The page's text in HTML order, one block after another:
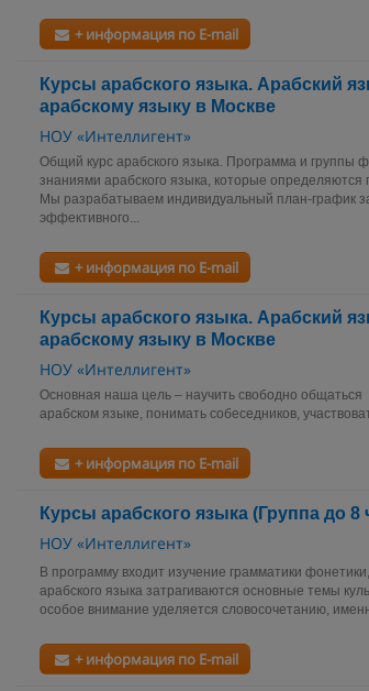
+ информация по E-mail
Курсы арабского языка. Арабский
арабскому языку в Москве
НОУ «Интеллигент»
Общий курс арабского языка. Программа и группы
знаниями арабского языка, которые
Мы разрабатываем индивидуальный план-график
эффективного...
+ информация по E-mail
Курсы арабского языка. Арабский
арабскому языку в Москве
НОУ «Интеллигент»
Основная наша цель – научить свободно
арабском языке, понимать собеседников,
+ информация по E-mail
Курсы арабского языка (Группа до 8
НОУ «Интеллигент»
В программу входит изучение грамматики
арабского языка затрагиваются основные темы
особое внимание уделяется словосочетанию,
+ информация по E-mail